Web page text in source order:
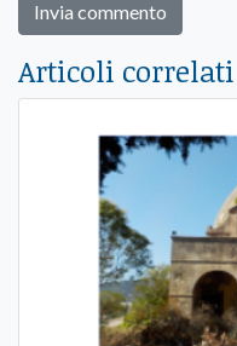
Articoli correlati